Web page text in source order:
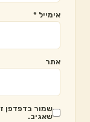
אימייל *
אתר
שמור בדפדפן
שאגיב.